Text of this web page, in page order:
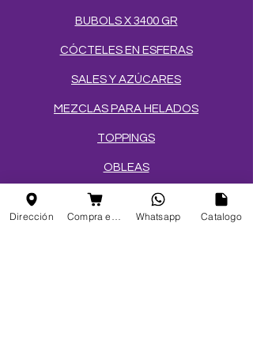
BUBOLS X 3400 GR
CÓCTELES EN ESFERAS
SALES Y AZÚCARES
MEZCLAS PARA HELADOS
TOPPINGS
OBLEAS
Info
Dirección Whatsapp Catalogo